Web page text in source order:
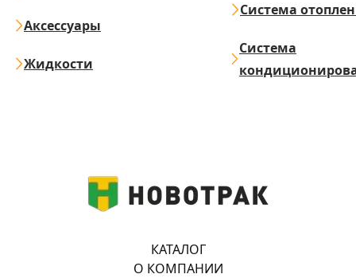
Аксессуары
Жидкости
Система
Система
КАТАЛОГ
О КОМПАНИИ